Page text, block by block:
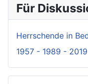
Für
Herrschende in
1957 - 1989 - 2019